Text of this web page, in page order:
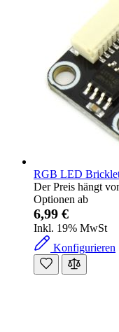
RGB LED
Der Preis hängt
Optionen ab
6,99 €
Inkl. 19% MwSt
Konfigurieren